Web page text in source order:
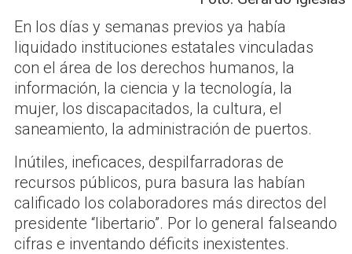
En los días y semanas previos ya había
liquidado instituciones estatales vinculadas
con el área de los derechos humanos, la
información, la ciencia y la tecnología, la
mujer, los discapacitados, la cultura, el
saneamiento, la administración de puertos.
Inútiles, ineficaces, despilfarradoras de
recursos públicos, pura basura las habían
calificado los colaboradores más directos del
presidente “libertario”. Por lo general falseando
cifras e inventando déficits inexistentes.